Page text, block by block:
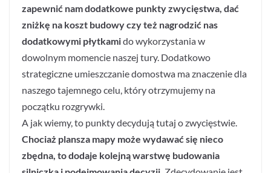
zapewnić nam dodatkowe punkty zwycięstwa, dać
zniżkę na koszt budowy czy też nagrodzić nas
dodatkowymi płytkamido wykorzystania w
dowolnym momencie naszej tury. Dodatkowo
strategiczne umieszczanie domostwa ma znaczenie dla
naszego tajemnego celu, który otrzymujemy na
początku rozgrywki.
A jak wiemy, to punkty decydują tutaj o zwycięstwie.
Chociaż plansza mapy może wydawać się nieco
zbędna, to dodaje kolejną warstwę budowania